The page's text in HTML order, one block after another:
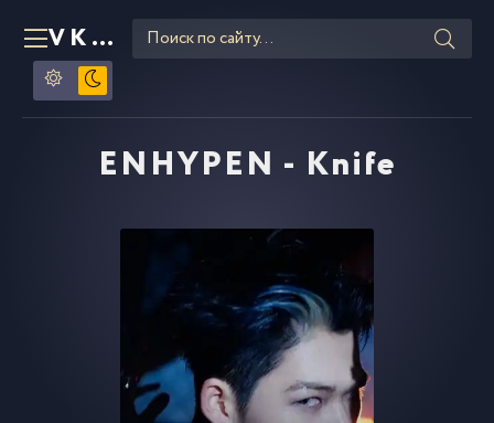
VKLIPE RU
ENHYPEN - Knife